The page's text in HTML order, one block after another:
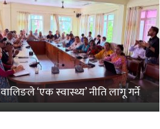
वालिङले ‘एक स्वास्थ्य’ नीति लागू गर्ने